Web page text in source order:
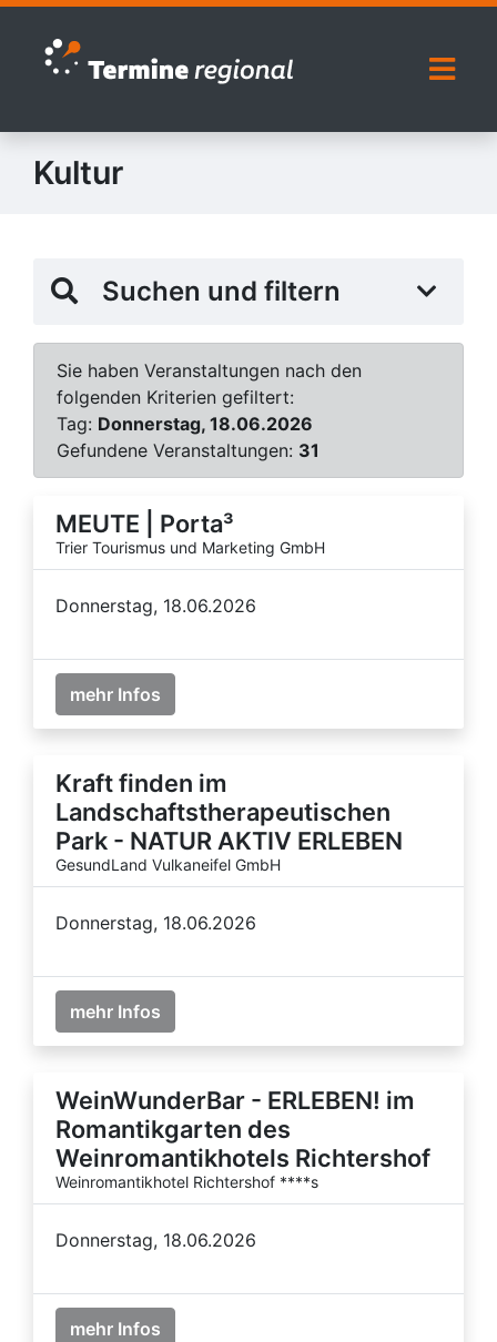
Zur Navigation springen
Zum Inhalt springen
Kultur
Suchen und filtern
Sie haben Veranstaltungen nach den
folgenden Kriterien gefiltert:
Tag: Donnerstag, 18.06.2026
Gefundene Veranstaltungen: 31
MEUTE | Porta³
Trier Tourismus und Marketing GmbH
Donnerstag, 18.06.2026
mehr Infos
Kraft finden im
Landschaftstherapeutischen
Park - NATUR AKTIV ERLEBEN
GesundLand Vulkaneifel GmbH
Donnerstag, 18.06.2026
mehr Infos
WeinWunderBar - ERLEBEN! im
Romantikgarten des
Weinromantikhotels Richtershof
Weinromantikhotel Richtershof ****s
Donnerstag, 18.06.2026
mehr Infos